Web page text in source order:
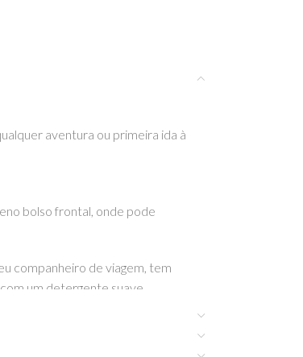
aventura ou primeira ida à
bolso frontal, onde pode
companheiro de viagem, tem
um detergente suave.